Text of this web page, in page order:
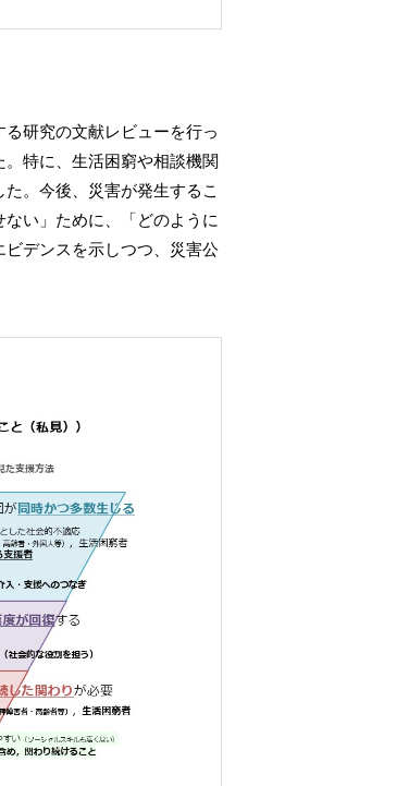
研究の文献レビューを行っ
特に、生活困窮や相談機関
。今後、災害が発生するこ
い」ために、「どのように
デンスを示しつつ、災害公